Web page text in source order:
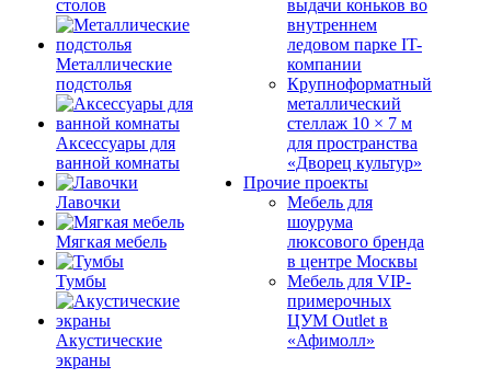
столов
Металлические
подстолья
Аксессуары для
ванной комнаты
Лавочки
Мягкая мебель
Тумбы
Акустические
экраны
выдачи коньков во
внутреннем
ледовом парке IT-
компании
Крупноформатный
металлический
стеллаж 10 × 7 м
для пространства
«Дворец культур»
Прочие проекты
Мебель для
шоурума
люксового бренда
в центре Москвы
Мебель для VIP-
примерочных
ЦУМ Outlet в
«Афимолл»